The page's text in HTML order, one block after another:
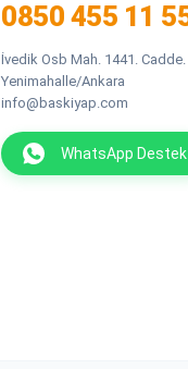
0850 455 11
İvedik Osb Mah. 1441.
Yenimahalle/Ankara
info@baskiyap.com
WhatsApp Destek